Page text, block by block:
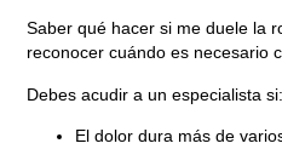
Saberqué hacer si me duele la
reconocer cuándo es necesario
Debes acudir a un especialista si:
El dolor dura más de